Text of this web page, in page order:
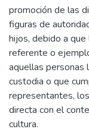
promoción de las
figuras de
hijos, debido a
referente o
aquellas personas
custodia o que
representantes,
directa con el
cultura.